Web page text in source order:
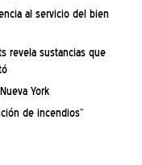
al servicio del bien
revela sustancias que
York
de incendios”